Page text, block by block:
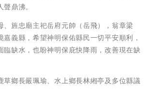
鼎沸。
、旌忠廟主祀岳府元帥（岳飛），翁章梁
義縣，希望神明保佑縣民一切平安順利，
臨缺水，也盼神明保庇快降雨，改善現在缺
草鄉長嚴珮瑜、水上鄉長林緗亭及多位縣議